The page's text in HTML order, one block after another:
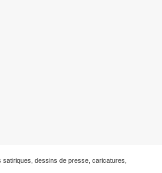
dessins de presse, caricatures,